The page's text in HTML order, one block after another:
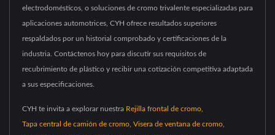
electrodomésticos, o soluciones de cromo trivalente especializadas para
aplicaciones automotrices, CYH ofrece resultados superiores
respaldados por un historial comprobado y certificaciones de la
industria. Contáctenos hoy para discutir sus requisitos de
recubrimiento de plástico y recibir una cotización competitiva adaptada
a sus especificaciones.
CYH te invita a explorar nuestra Rejilla frontal de cromo
Tapa central de camión de cromo Visera de ventana de cromo